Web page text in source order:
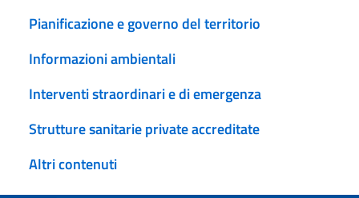
Pianificazione e governo del territorio
Informazioni ambientali
Interventi straordinari e di emergenza
Strutture sanitarie private accreditate
Altri contenuti